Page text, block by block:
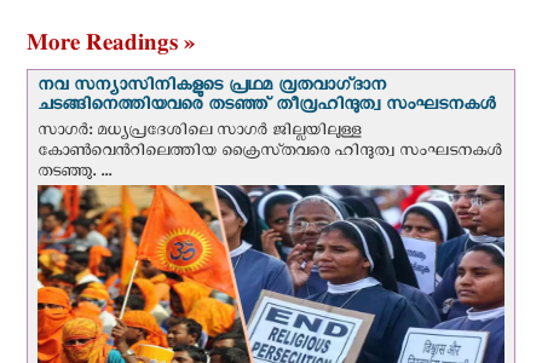
More Readings »
നവ സന്യാസിനികളുടെ പ്രഥമ വ്രതവാഗ്‌ദാന
ചടങ്ങിനെത്തിയവരെ തടഞ്ഞ് തീവ്രഹിന്ദുത്വ സംഘടനകള്‍
സാഗർ: മധ്യപ്രദേശിലെ സാഗർ ജില്ലയിലുള്ള
കോൺവെന്‍റിലെത്തിയ ക്രൈസ്‌തവരെ ഹിന്ദുത്വ സംഘടനകൾ
തടഞ്ഞു. ...